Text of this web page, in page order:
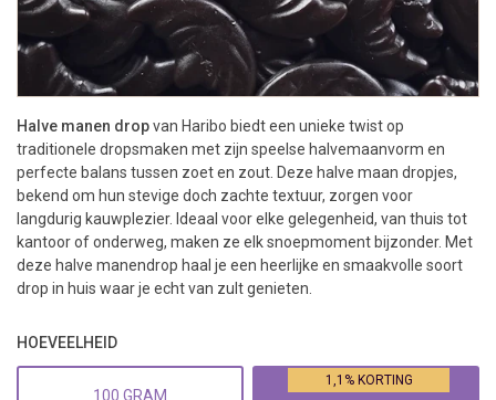
Halve manen dropvan Haribo biedt een unieke twist op
traditionele dropsmaken met zijn speelse halvemaanvorm en
perfecte balans tussen zoet en zout. Deze halve maan dropjes,
bekend om hun stevige doch zachte textuur, zorgen voor
langdurig kauwplezier. Ideaal voor elke gelegenheid, van thuis tot
kantoor of onderweg, maken ze elk snoepmoment bijzonder. Met
deze halve manendrop haal je een heerlijke en smaakvolle soort
drop in huis waar je echt van zult genieten.
HOEVEELHEID
100 GRAM
1,1% KORTING